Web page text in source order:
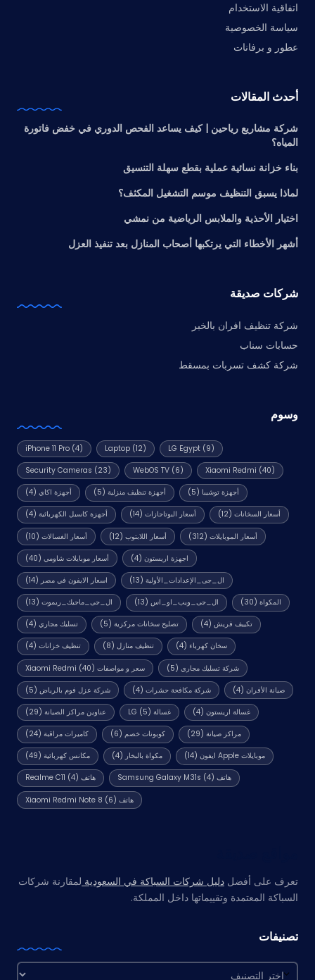
اتفاقية الاستخدام
سياسة الخصوصية
عطور و برفانات
أحدث المقالات
شركة مشاريع رياحين | كيف يساعد الفحص الدوري في خفض فاتورة
المياه؟
بناء خزانة نسائية عملية بقطع سهلة التنسيق
لماذا يسبق التنظيف موسم التشغيل المكثف؟
اختيار الأحذية والملابس الرياضية من نمشي
أشهر الأخطاء التي يرتكبها أصحاب المنازل بعد تنفيذ العزل
شركات صديقة
شركة تنظيف افران بالخبر
حسابات سناب
شركة كشف تسربات بمسقط
وسوم
iPhone 11 Pro (4) Laptop(12) LG Egypt(9)
Security Cameras (23) WebOS TV(6) Xiaomi Redmi (40)
أجهزة اكاي(4) أجهزة تنظيف منزلية (5) أجهزة توشيبا (5)
أجهزة كاسيل الكهربائية(4) أسعار البوتاجازات (14) أسعار السخانات (12)
أسعار الغسالات(10) أسعار اللابتوب (12) أسعار الموبايلات (312)
أسعار موبايلات شاومي(40) اجهزة اريستون (4)
اسعار الايفون في مصر (14) ال_جى_الإعدادات_الأولية (13)
ال_جى_ماجيك_ريموت(13) ال_جى_ويب_او_اس (13) المكواة (30)
تسليك مجاري(4) تصليح سخانات مركزية (5) تكييف فريش (4)
تنظيف خزانات(4) تنظيف منازل (8) سخان كهرباء (4)
سعر و مواصفات Xiaomi Redmi (40) شركة تسليك مجاري (5)
شركة عزل فوم بالرياض(5) شركة مكافحة حشرات (4) صيانة الأفران (4)
عناوين مراكز الصيانة(29) غسالة LG (5) غسالة اريستون (4)
كاميرات مراقبة(24) كوبونات خصم (6) مراكز صيانة (29)
مكانس كهربائية(49) مكواة بالبخار (4) موبايلات Apple ايفون (14)
هاتف Realme C11 (4) هاتف Samsung Galaxy M31s (4)
هاتف Xiaomi Redmi Note 8 (6)
تعرف على أفضل دليل شركات السباكة في السعودية لمقارنة شركات
السباكة المعتمدة وتقييماتها داخل المملكة.
تصنيفات
تصنيفات